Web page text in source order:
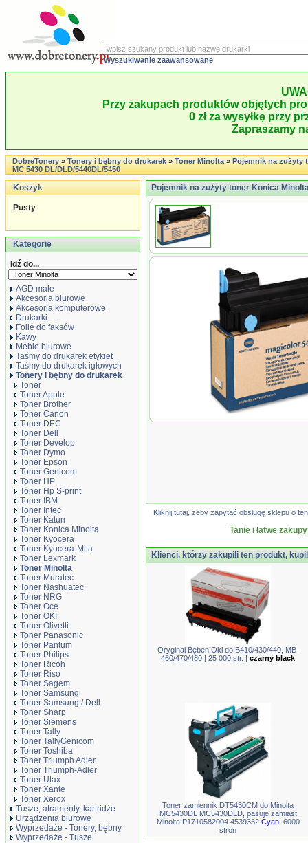
Wyszukiwanie zaawansowane
Przy zakupach produktów objętych
0 zł za wysyłkę przy
Zapraszamy
DobreTonery»Tonery i bębny do drukarek»Toner Minolta»Pojemnik na zużyty
MC 5430 DL/DLD/5440DL/5450
Koszyk
Pusty
Kategorie
Idź do...
AGD małe
Akcesoria biurowe
Akcesoria komputerowe
Drukarki
Folie do faksów
Kawy
Meble biurowe
Taśmy do drukarek etykiet
Taśmy do drukarek igłowych
Tonery i bębny do drukarek
Toner
Toner Apple
Toner Brother
Toner Canon
Toner DEC
Toner Dell
Toner Develop
Toner Dymo
Toner Epson
Toner Genicom
Toner HP
Toner Hp S-print
Toner IBM
Toner Intec
Toner Katun
Toner Konica Minolta
Toner Kyocera
Toner Kyocera-Mita
Toner Lexmark
Toner Minolta
Toner Muratec
Toner Nashuatec
Toner NRG
Toner Oce
Toner OKI
Toner Olivetti
Toner Panasonic
Toner Pantum
Toner Philips
Toner Ricoh
Toner Riso
Toner Sagem
Toner Samsung
Toner Samsung / Dell
Toner Sharp
Toner Siemens
Toner Tally
Toner TallyGenicom
Toner Toshiba
Toner Triumph Adler
Toner Triumph-Adler
Toner Utax
Toner Xante
Toner Xerox
Tusze, atramenty, kartridże
Urządzenia biurowe
Wyprzedaże - Tonery, bębny
Wyprzedaże - Tusze
Pojemnik na zużyty toner Konica
Pojemnik na zużyty
Kliknij tutaj, żeby zapytać obsługę sklepu o
Tanie i łatwe
Klienci, którzy zakupili ten produkt,
Oryginał Bęben Oki do B410/430/440, MB-
460/470/480 | 25 000 str. | czarny black
Toner zamiennik DT5430CM do Minolta
MC5430DL MC5430DLD, pasuje zamiast
Minolta P1710582004 4539332 Cyan, 6000
stron